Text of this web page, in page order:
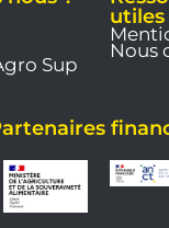
Sup
utiles
Nous